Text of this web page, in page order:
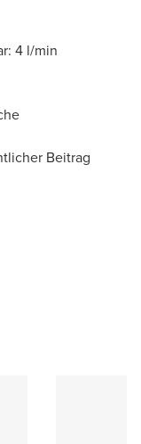
4 l/min
Beitrag